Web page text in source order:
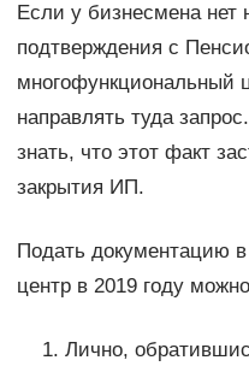
Если у бизнесмена нет
подтверждения с
многофункциональный
направлять туда
знать, что этот факт
закрытия ИП.
Подать документацию
центр в 2019 году
Лично,